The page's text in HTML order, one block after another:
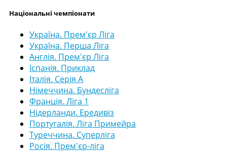
Національні чемпіонати
Україна. Прем'єр Ліга
Україна. Перша Ліга
Англія. Прем'єр Ліга
Іспанія. Приклад
Італія. Серія А
Німеччина. Бундесліга
Франція. Ліга 1
Нідерланди. Ередивіз
Португалія. Ліга Примейра
Туреччина. Суперліга
Росія. Прем'єр-ліга